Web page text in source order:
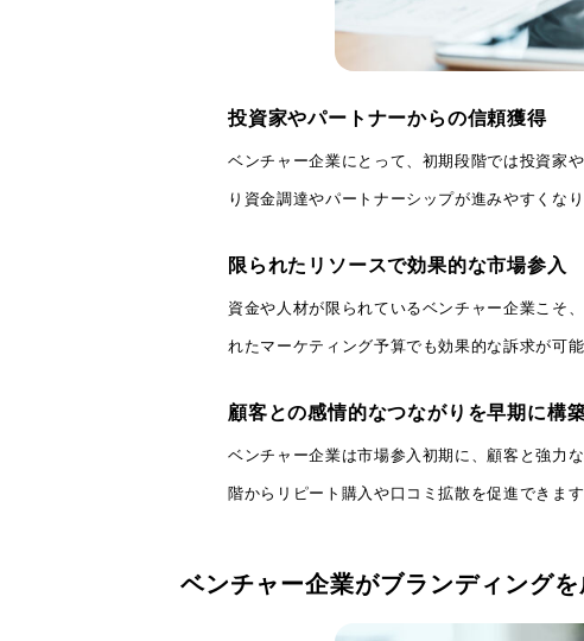
投資家やパートナーからの信頼獲得
ベンチャー企業にとって、初期段階では投資家
り資金調達やパートナーシップが進みやすくなり
限られたリソースで効果的な市場参入
資金や人材が限られているベンチャー企業こそ
れたマーケティング予算でも効果的な訴求が可能
顧客との感情的なつながりを早期に構
ベンチャー企業は市場参入初期に、顧客と強力
階からリピート購入や口コミ拡散を促進できます
ベンチャー企業がブランディング